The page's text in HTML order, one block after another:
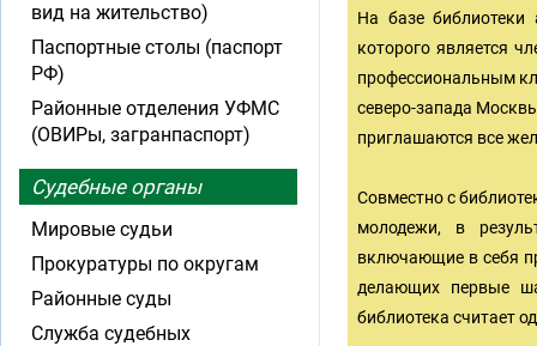
На базе библиотеки
которого является
профессиональным
северо-запада
приглашаются все
Совместно с
молодежи, в
включающие в себя
делающих первые
библиотека считает
вид на жительство)
Паспортные столы (паспорт
РФ)
Районные отделения УФМС
(ОВИРы, загранпаспорт)
Судебные органы
Мировые судьи
Прокуратуры по округам
Районные суды
Служба судебных